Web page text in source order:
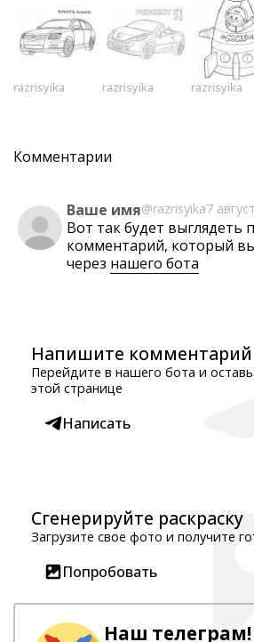
razrisyika razrisyika razrisyika
Комментарии
Ваше имя@razrisyika7
Вот так будет выглядеть
комментарий, который
через нашего бота
Напишите комментарий
Перейдите в нашего бота и
этой странице
Написать
Сгенерируйте раскраску
Загрузите свое фото и получите
Попробовать
Наш телеграм!